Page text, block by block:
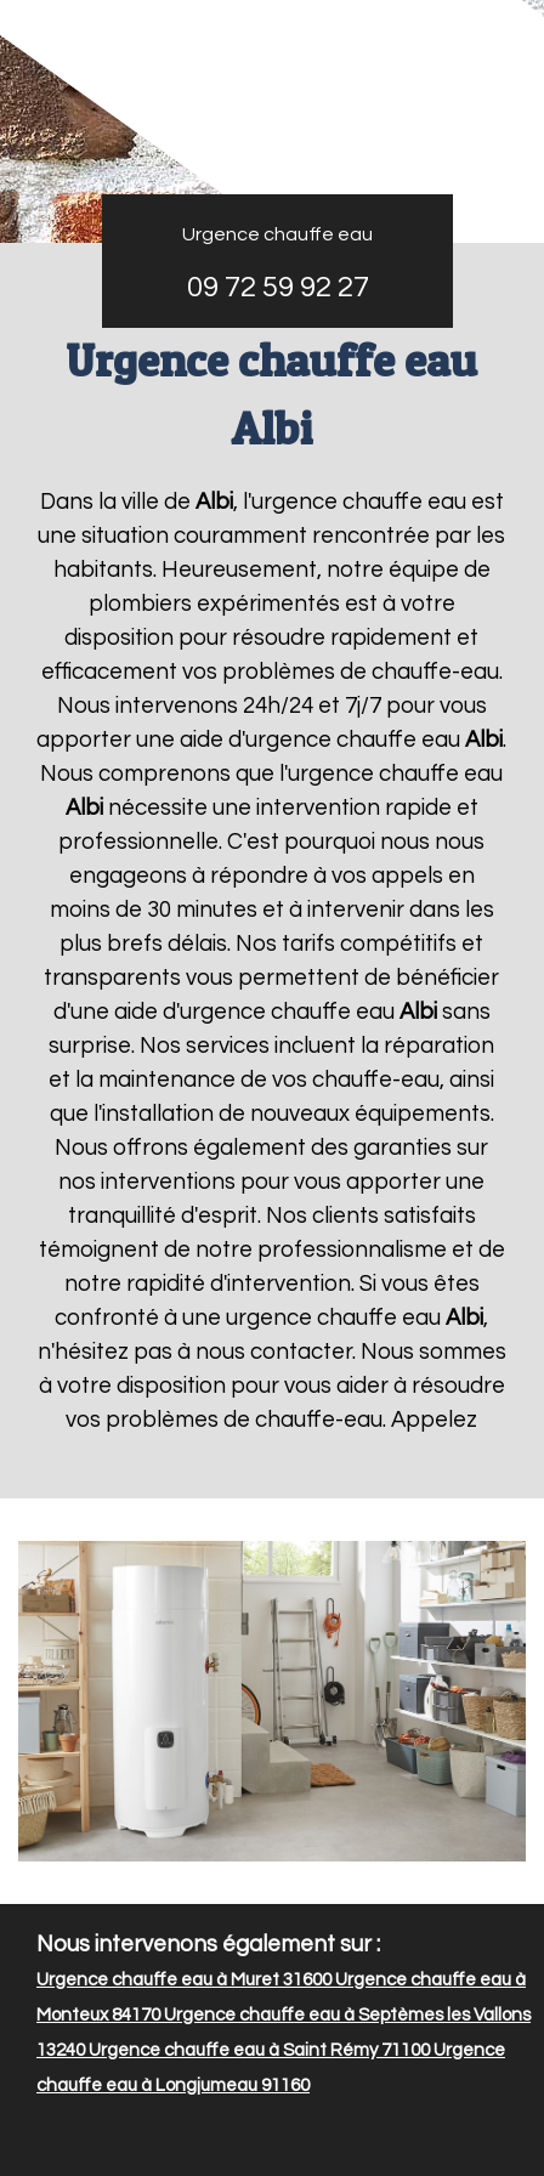
Urgence chauffe eau
09 72 59 92 27
Urgence chauffe eau
Albi
Dans la ville de Albi, l'urgence chauffe eau est
une situation couramment rencontrée par les
habitants. Heureusement, notre équipe de
plombiers expérimentés est à votre
disposition pour résoudre rapidement et
efficacement vos problèmes de chauffe-eau.
Nous intervenons 24h/24 et 7j/7 pour vous
apporter une aide d'urgence chauffe eauAlbi.
Nous comprenons que l'urgence chauffe eau
Albinécessite une intervention rapide et
professionnelle. C'est pourquoi nous nous
engageons à répondre à vos appels en
moins de 30 minutes et à intervenir dans les
plus brefs délais. Nos tarifs compétitifs et
transparents vous permettent de bénéficier
d'une aide d'urgence chauffe eau Albisans
surprise. Nos services incluent la réparation
et la maintenance de vos chauffe-eau, ainsi
que l'installation de nouveaux équipements.
Nous offrons également des garanties sur
nos interventions pour vous apporter une
tranquillité d'esprit. Nos clients satisfaits
témoignent de notre professionnalisme et de
notre rapidité d'intervention. Si vous êtes
confronté à une urgence chauffe eauAlbi,
n'hésitez pas à nous contacter. Nous sommes
à votre disposition pour vous aider à résoudre
vos problèmes de chauffe-eau. Appelez
Nous intervenons également sur :
Urgence chauffe eau à Muret 31600Urgence chauffe eau à
Monteux 84170Urgence chauffe eau à Septèmes les Vallons
13240Urgence chauffe eau à Saint Rémy 71100Urgence
chauffe eau à Longjumeau 91160